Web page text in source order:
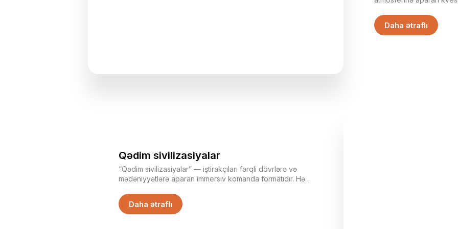
sirli bir qətli açmaq və
bağında baş verən
Daha ətraflı
Qədim sivilizasiyalar
“Qədim sivilizasiyalar” — iştirakçıları fərqli dövrlərə və
mədəniyyətlərə aparan immersiv komanda formatıdır. Hər
sınaqlardan keçərək gücünü, strategiyasını və birliyini
göstərir. Bu, sadəcə oyun deyil — bu, hər komandanın öz
Daha ətraflı